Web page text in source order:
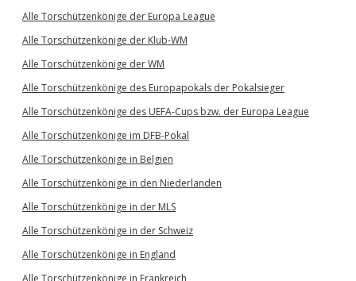
Alle Torschützenkönige der Europa League
Alle Torschützenkönige der Klub-WM
Alle Torschützenkönige der WM
Alle Torschützenkönige des Europapokals der Pokalsieger
Alle Torschützenkönige des UEFA-Cups bzw. der Europa League
Alle Torschützenkönige im DFB-Pokal
Alle Torschützenkönige in Belgien
Alle Torschützenkönige in den Niederlanden
Alle Torschützenkönige in der MLS
Alle Torschützenkönige in der Schweiz
Alle Torschützenkönige in England
Alle Torschützenkönige in Frankreich